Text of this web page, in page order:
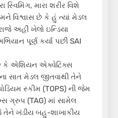
સ્વિમિંગ, મારા શરીર વિશે
વિશ્વાસ છે કે હું ત્યાં મેડલ
અહીં ખેલો ઇન્ડિયા
પૂર્ણ કર્યા પછી SAI
કે એશિયન એક્વેટિક્સ
સાત મેડલ જીતવાથી તેને
સ્કીમ (TOPS) ની જેમ
ગ્રુપ (TAG) માં સામેલ
ખંડીય બહુ-શાખાકીય